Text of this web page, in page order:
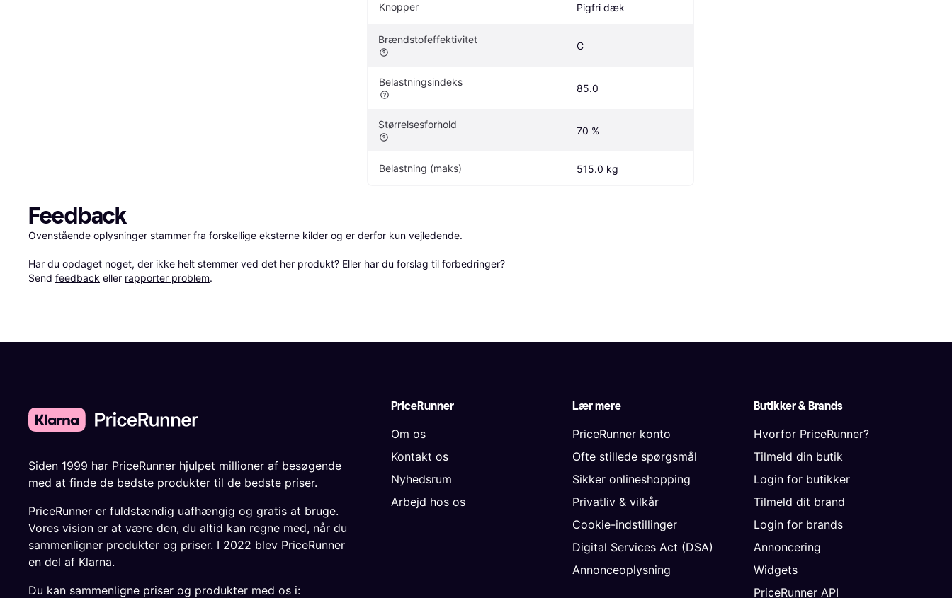
Knopper Pigfri dæk
Brændstofeffektivitet
C
Belastningsindeks
85.0
Størrelsesforhold
70 %
Belastning (maks) 515.0 kg
Feedback
Ovenstående oplysninger stammer fra forskellige eksterne kilder og er derfor kun vejledende.
Har du opdaget noget, der ikke helt stemmer ved det her produkt? Eller har du forslag til forbedringer?
Send feedback eller rapporter problem.
PriceRunner
Om os
Kontakt os
Nyhedsrum
Arbejd hos os
Lær mere
PriceRunner konto
Ofte stillede spørgsmål
Sikker onlineshopping
Privatliv & vilkår
Cookie-indstillinger
Digital Services Act (DSA)
Annonceoplysning
Butikker & Brands
Hvorfor PriceRunner?
Tilmeld din butik
Login for butikker
Tilmeld dit brand
Login for brands
Annoncering
Widgets
PriceRunner API
Siden 1999 har PriceRunner hjulpet millioner af besøgende
med at finde de bedste produkter til de bedste priser.
PriceRunner er fuldstændig uafhængig og gratis at bruge.
Vores vision er at være den, du altid kan regne med, når du
sammenligner produkter og priser. I 2022 blev PriceRunner
en del af Klarna.
Du kan sammenligne priser og produkter med os i: